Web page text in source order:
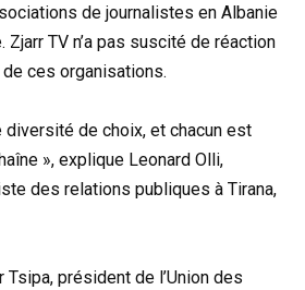
de journalistes en Albanie
TV n’a pas suscité de réaction
ces organisations.
diversité de choix, et chacun est
», explique Leonard Olli,
des relations publiques à Tirana,
Tsipa, président de l’Union des